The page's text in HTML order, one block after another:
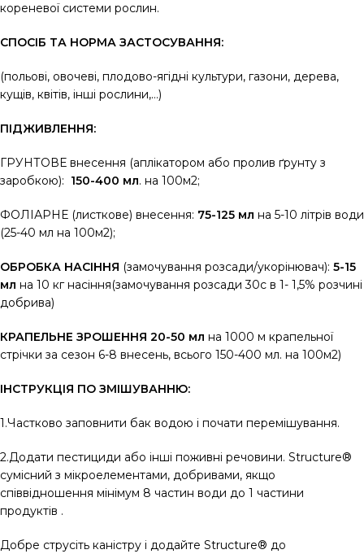
кореневої системи рослин.
СПОСІБ ТА НОРМА ЗАСТОСУВАННЯ:
(польові, овочеві, плодово-ягідні культури, газони, дерева,
кущів, квітів, інші рослини,…)
ПІДЖИВЛЕННЯ:
ГРУНТОВЕ внесення (аплікатором або пролив ґрунту з
заробкою): 150-400 мл. на 100м2;
ФОЛІАРНЕ (листкове) внесення: 75-125 мл на 5-10 літрів води
(25-40 мл на 100м2);
ОБРОБКА НАСІННЯ (замочування розсади/укорінювач): 5-15
мл на 10 кг насіння(замочування розсади 30с в 1- 1,5% розчині
добрива)
КРАПЕЛЬНЕ ЗРОШЕННЯ 20-50 мл на 1000 м крапельної
стрічки за сезон 6-8 внесень, всього 150-400 мл. на 100м2)
ІНСТРУКЦІЯ ПО ЗМІШУВАННЮ:
1.Частково заповнити бак водою і почати перемішування.
2.Додати пестициди або інші поживні речовини. Structure®
сумісний з мікроелементами, добривами, якщо
співвідношення мінімум 8 частин води до 1 частини
продуктів .
Добре струсіть каністру і додайте Structure® до